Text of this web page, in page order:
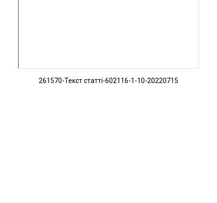
261570-Текст статті-602116-1-10-20220715